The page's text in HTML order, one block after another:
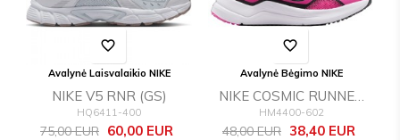
favorite_border
Avalynė Laisvalaikio NIKE
NIKE V5 RNR (GS)
HQ6411-400
Bazinė
75,00 EUR Kaina
60,00 EUR
favorite_border
Avalynė Bėgimo NIKE
NIKE COSMIC RUNNER
(PSV)
HM4400-602
Bazinė
48,00 EUR Kaina
38,40 EUR